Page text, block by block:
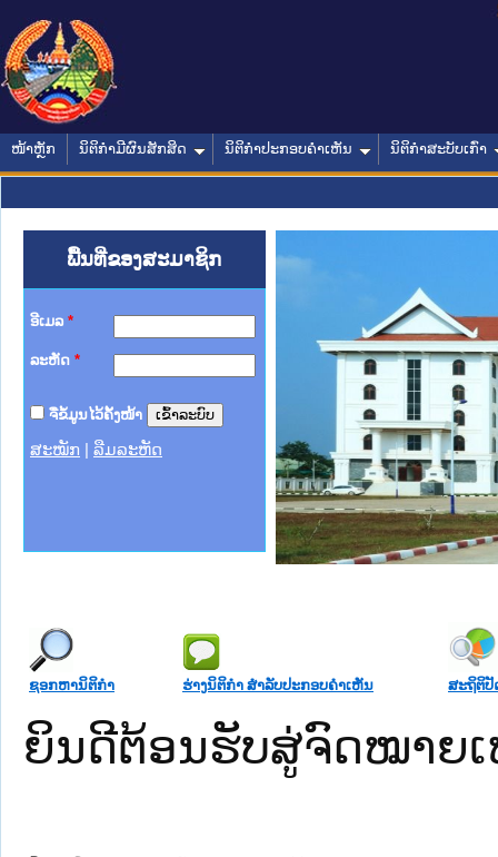
ໜ້າຫຼັກ ນິຕິກໍາມີຜົນສັກສິດ ນິຕິກໍາປະກອບຄໍາເຫັນ ນິຕິກໍາສະບັບເກົ່າ
ພື້ນທີ່ຂອງສະມາຊິກ
ອີເມລ *
ລະຫັດ *
ຈື່ຂໍ້ມູນໄວ້ຄັ້ງໜ້າ
ສະໝັກ ລືມລະຫັດ
ທຳແຫ່ງຊາດ
ການ
ກາງ
ກໃຕ້
ນຕຳຫຼວດປະຊາຊົນ
ສັນຕິບານປະຊາຊົນ
ກເໜືອ
ຊາຊົນ ພາກກາງ
ຊອກຫານິຕິກໍາ ຮ່າງນິຕິກໍາ ສໍາລັບປະກອບຄໍາເຫັນ ສະຖິຕິປັ
ຍິນດີຕ້ອນຮັບສູ່ຈົດໝາຍເ